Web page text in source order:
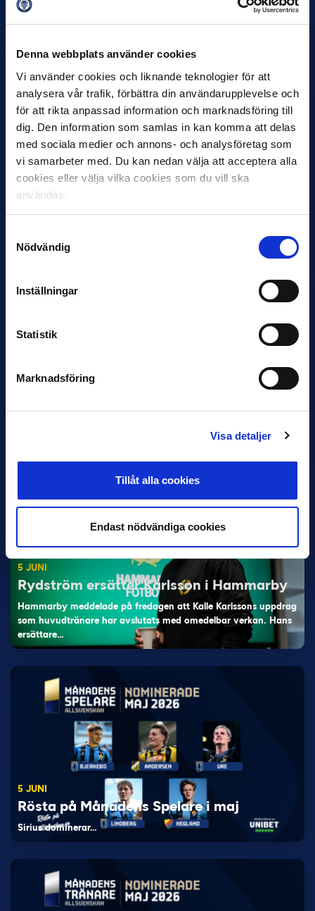
Denna webbplats använder cookies
Vi använder cookies och liknande teknologier för att
analysera vår trafik, förbättra din användarupplevelse och
för att rikta anpassad information och marknadsföring till
dig. Den information som samlas in kan komma att delas
med sociala medier och annons- och analysföretag som
vi samarbeter med. Du kan nedan välja att acceptera alla
cookies eller välja vilka cookies som du vill ska
användas.
Nödvändig
Inställningar
Statistik
Marknadsföring
Visa detaljer
Tillåt alla cookies
Endast nödvändiga cookies
Samma vinnare som i…
11 JUNI
VM-spelare med förflutet i Allsvenskan
och Superettan
Elfenbenskusten…
11 JUNI
5 JUNI
Rydström ersätter Karlsson i Hammarby
Hammarby meddelade på fredagen att Kalle Karlssons uppdrag
som huvudtränare har avslutats med omedelbar verkan. Hans
ersättare…
5 JUNI
Rösta på Månadens Spelare i maj
Sirius dominerar…